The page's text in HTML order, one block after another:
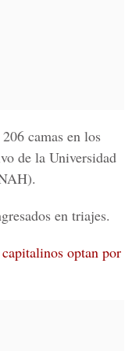
camas en los
de la Universidad
).
en triajes.
optan por